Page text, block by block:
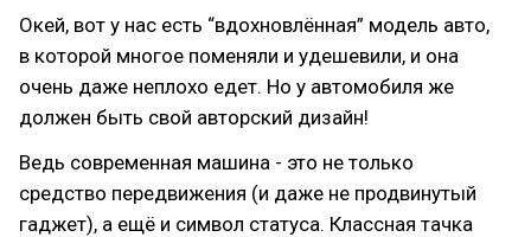
Окей, вот у нас есть “вдохновлённая” модель авто,
в которой многое поменяли и удешевили, и она
очень даже неплохо едет. Но у автомобиля же
должен быть свой авторский дизайн!
Ведь современная машина - это не только
средство передвижения (и даже не продвинутый
гаджет), а ещё и символ статуса. Классная тачка